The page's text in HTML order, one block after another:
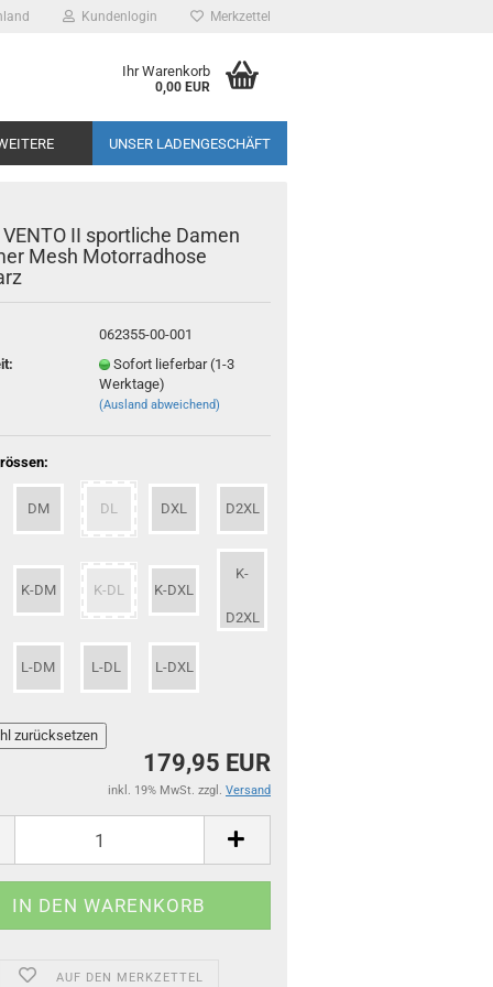
Kundenlogin Merkzettel
Ihr Warenkorb
0,00 EUR
UNSER LADENGESCHÄFT
VENTO II sportliche Damen
Mesh Motorradhose
062355-00-001
Sofort lieferbar (1-3
Werktage)
(Ausland abweichend)
DM DL DXL D2XL
K-DM K-DL K-DXL
K-
D2XL
L-DM L-DL L-DXL
179,95 EUR
inkl. 19% MwSt. zzgl. Versand
AUF DEN MERKZETTEL